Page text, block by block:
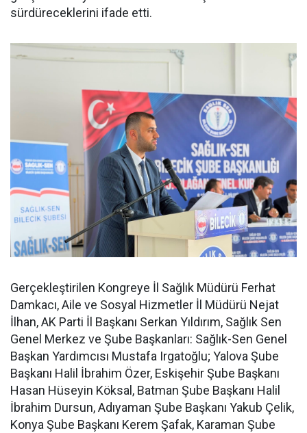
sürdüreceklerini ifade etti.
Gerçekleştirilen Kongreye İl Sağlık Müdürü Ferhat
Damkacı, Aile ve Sosyal Hizmetler İl Müdürü Nejat
İlhan, AK Parti İl Başkanı Serkan Yıldırım, Sağlık Sen
Genel Merkez ve Şube Başkanları: Sağlık-Sen Genel
Başkan Yardımcısı Mustafa Irgatoğlu; Yalova Şube
Başkanı Halil İbrahim Özer, Eskişehir Şube Başkanı
Hasan Hüseyin Köksal, Batman Şube Başkanı Halil
İbrahim Dursun, Adıyaman Şube Başkanı Yakub Çelik,
Konya Şube Başkanı Kerem Şafak, Karaman Şube